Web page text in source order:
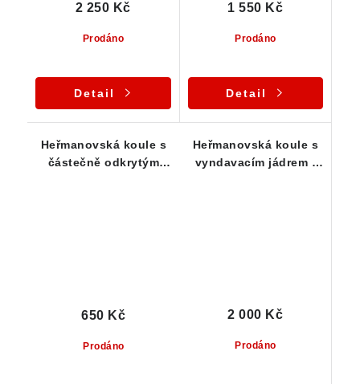
Prodáno
2 250 Kč
Detail
Prodáno
1 550 Kč
Detail
Heřmanovská koule s
částečně odkrytým
Prodáno
650 Kč
Heřmanovská koule s
vyndavacím jádrem -
Prodáno
2 000 Kč